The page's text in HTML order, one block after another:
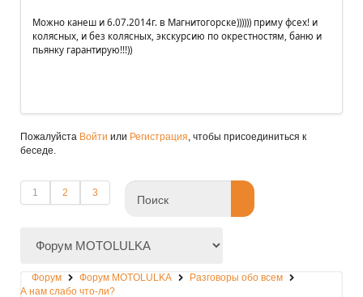
Можно канеш и 6.07.2014г. в Магнитогорске)))))) приму фсех! и
колясных, и без колясных, экскурсию по окрестностям, баню и
пьянку гарантирую!!!))
Пожалуйста Войти или Регистрация , чтобы присоединиться к
беседе.
1 2 3
Форум Форум MOTOLULKA
Разговоры обо всем
А нам слабо что-ли?